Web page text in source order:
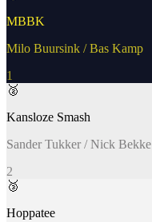
MBBK
Milo Buursink / Bas Kamp
1
🥈
Kansloze Smash
Sander Tukker / Nick Bekke
2
🥉
Hoppatee